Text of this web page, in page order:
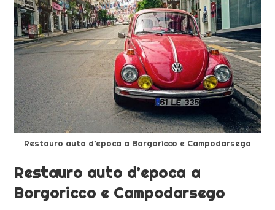
Restauro auto d’epoca a Borgoricco e Campodarsego
Restauro auto d’epoca a
Borgoricco e Campodarsego